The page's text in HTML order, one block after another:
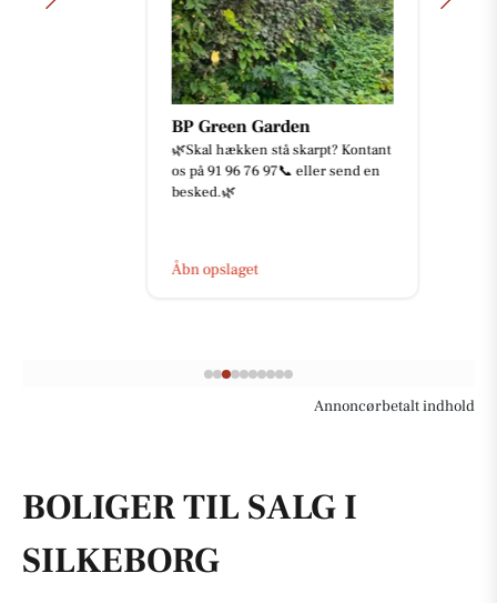
BP Green Garden
🌿Skal hækken stå skarpt? Kontant
os på 91 96 76 97📞 eller send en
besked.🌿
Åbn opslaget
Annoncørbetalt indhold
BOLIGER TIL SALG I
SILKEBORG